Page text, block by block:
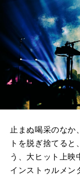
止まぬ喝采のなか
トを脱ぎ捨てると
う、大ヒット上映
インストゥルメン